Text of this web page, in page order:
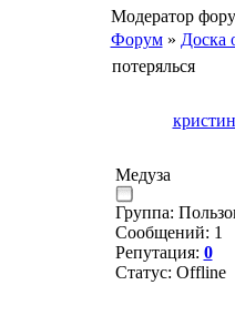
Модератор
Форум » Доска
потерялься
Медуза
Группа:
Сообщений: 1
Репутация: 0
Статус: Offline